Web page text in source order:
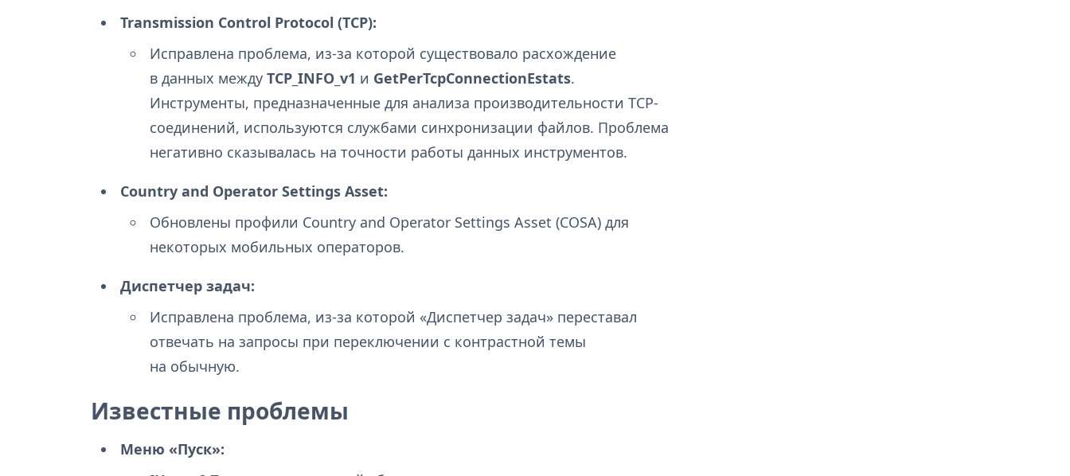
Transmission Control Protocol (TCP):
Исправлена проблема, из-за которой существовало расхождение
в данных между TCP_INFO_v1 и GetPerTcpConnectionEstats.
Инструменты, предназначенные для анализа производительности TCP-
соединений, используются службами синхронизации файлов. Проблема
негативно сказывалась на точности работы данных инструментов.
Country and Operator Settings Asset:
Обновлены профили Country and Operator Settings Asset (COSA) для
некоторых мобильных операторов.
Диспетчер задач:
Исправлена проблема, из-за которой «Диспетчер задач» переставал
отвечать на запросы при переключении с контрастной темы
на обычную.
Известные проблемы
Меню «Пуск»: